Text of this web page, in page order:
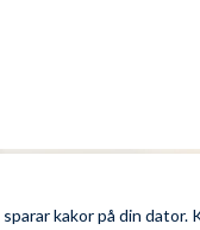
kakor på din dator.